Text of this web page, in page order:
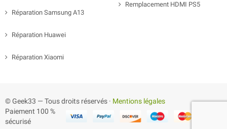
Réparation Samsung A13
Réparation Huawei
Réparation Xiaomi
Remplacement HDMI PS5
© Geek33 — Tous droits réservés · Mentions légales
Paiement 100 %
sécurisé